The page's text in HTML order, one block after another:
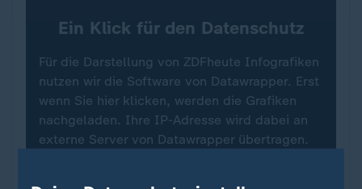
Ein Klick für den Datenschutz
Für die Darstellung von ZDFheute Infografiken
nutzen wir die Software von Datawrapper. Erst
wenn Sie hier klicken, werden die Grafiken
nachgeladen. Ihre IP-Adresse wird dabei an
externe Server von Datawrapper übertragen.